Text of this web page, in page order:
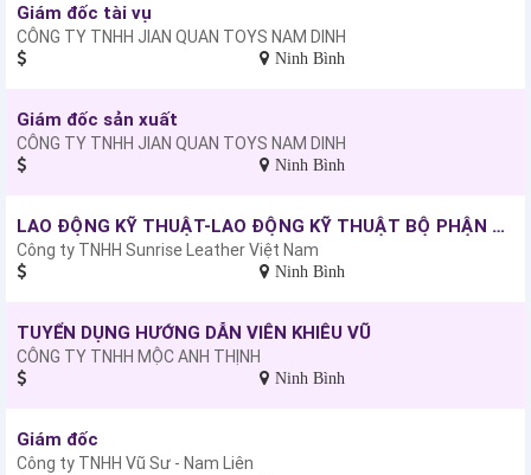
Giám đốc tài vụ
CÔNG TY TNHH JIAN QUAN TOYS NAM DINH
Ninh Bình
Giám đốc sản xuất
CÔNG TY TNHH JIAN QUAN TOYS NAM DINH
Ninh Bình
LAO ĐỘNG KỸ THUẬT-LAO ĐỘNG KỸ THUẬT BỘ PHẬN PHỦ MÀU VÀ TRANG TRÍ DA
Công ty TNHH Sunrise Leather Việt Nam
Ninh Bình
TUYỂN DỤNG HƯỚNG DẪN VIÊN KHIÊU VŨ
CÔNG TY TNHH MỘC ANH THỊNH
Ninh Bình
Giám đốc
Công ty TNHH Vũ Sư - Nam Liên